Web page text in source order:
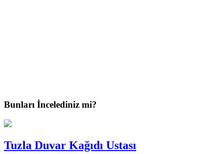
Bunları İncelediniz mi?
Tuzla Duvar Kağıdı Ustası